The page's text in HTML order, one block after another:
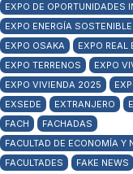
EXPO DE OPORTUNIDADES
EXPO ENERGÍA SOSTENIBLE
EXPO OSAKA
EXPO REAL
EXPO TERRENOS
EXPO
EXPO VIVIENDA 2025
EXSEDE
EXTRANJERO
FACH
FACHADAS
FACULTAD DE ECONOMÍA Y
FACULTADES
FAKE NEWS